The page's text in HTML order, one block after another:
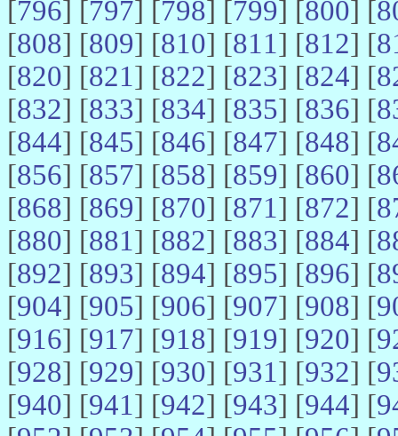
[796] [797] [798] [799] [800] [
[808] [809] [810] [811] [812] [
[820] [821] [822] [823] [824] [
[832] [833] [834] [835] [836] [
[844] [845] [846] [847] [848] [
[856] [857] [858] [859] [860] [
[868] [869] [870] [871] [872] [
[880] [881] [882] [883] [884] [
[892] [893] [894] [895] [896] [
[904] [905] [906] [907] [908] [
[916] [917] [918] [919] [920] [
[928] [929] [930] [931] [932] [
[940] [941] [942] [943] [944] [